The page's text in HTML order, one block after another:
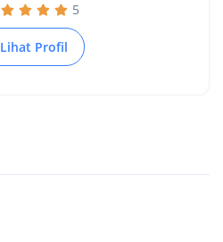
5
Lihat Profil